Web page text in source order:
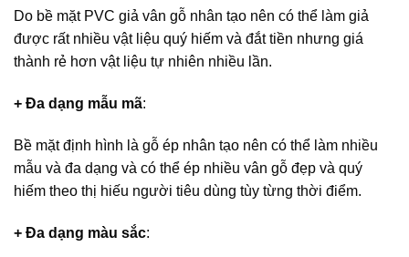
Do bề mặt PVC giả vân gỗ nhân tạo nên có thể làm giả
được rất nhiều vật liệu quý hiếm và đắt tiền nhưng giá
thành rẻ hơn vật liệu tự nhiên nhiều lần.
+ Đa dạng mẫu mã:
Bề mặt định hình là gỗ ép nhân tạo nên có thể làm nhiều
mẫu và đa dạng và có thể ép nhiều vân gỗ đẹp và quý
hiếm theo thị hiếu người tiêu dùng tùy từng thời điểm.
+ Đa dạng màu sắc: